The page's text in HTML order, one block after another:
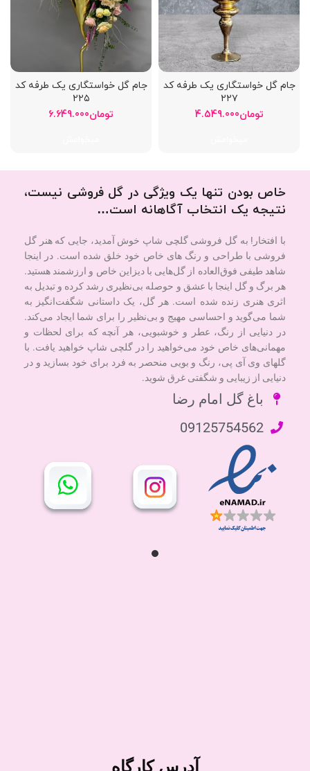
جام گل خواستگاری یک طرفه کد
۲۲۷
تومان4.549.000
جام گل خواستگاری یک طرفه کد
۲۲۵
تومان6.649.000
خاص بودن تنها یک ویژگی در گل فروشی نیست،
نتیجه یک انتخاب آگاهانه است…
با افتخار! به گل فروشی گلچی شاپ خوش آمدید، جایی که هنر گل
فروشی با طراحی و رنگ های خاص خود خلق شده است. در اینجا
شاهد طیفی فوق‌العاده از گل‌هایی با دیزاین خاص و ارزشمند هستید.
هر برگ و گل اینجا با عشق و حوصله بی‌نظیری رشد کرده و تبدیل به
اثری هنری زنده شده است. هر گل، یک داستانی شگفت‌انگیز به
شما می‌گوید و احساسی مهیج و بی‌نظیر را برای شما ایجاد می‌کند.
در دنیایی از رنگ، عطر و خوشبویی، هر آنچه که برای لحظات و
مهمانی‌های خاص خود می‌خواهید را در گلچی شاپ خواهید یافت. با
گلهای وی آی پی، رنگ و بویی منحصر به فرد برای خود بسازید و در
دنیایی از زیبایی و شگفتی غرق شوید.
باغ گل امام رضا
09125754562
آدرس کارگاه